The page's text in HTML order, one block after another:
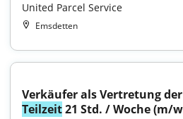
United Parcel Service
Emsdetten
Teilzeit 21 Std. / Woche (m/